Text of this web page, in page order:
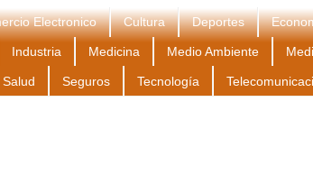
Electronico Cultura Deportes
Industria Medicina Medio Ambiente
Salud Seguros Tecnología